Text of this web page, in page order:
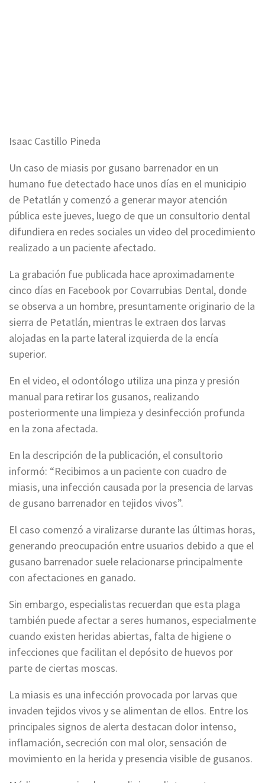
Isaac Castillo Pineda
Un caso de miasis por gusano barrenador en un
humano fue detectado hace unos días en el municipio
de Petatlán y comenzó a generar mayor atención
pública este jueves, luego de que un consultorio dental
difundiera en redes sociales un video del procedimiento
realizado a un paciente afectado.
La grabación fue publicada hace aproximadamente
cinco días en Facebook por Covarrubias Dental, donde
se observa a un hombre, presuntamente originario de la
sierra de Petatlán, mientras le extraen dos larvas
alojadas en la parte lateral izquierda de la encía
superior.
En el video, el odontólogo utiliza una pinza y presión
manual para retirar los gusanos, realizando
posteriormente una limpieza y desinfección profunda
en la zona afectada.
En la descripción de la publicación, el consultorio
informó: “Recibimos a un paciente con cuadro de
miasis, una infección causada por la presencia de larvas
de gusano barrenador en tejidos vivos”.
El caso comenzó a viralizarse durante las últimas horas,
generando preocupación entre usuarios debido a que el
gusano barrenador suele relacionarse principalmente
con afectaciones en ganado.
Sin embargo, especialistas recuerdan que esta plaga
también puede afectar a seres humanos, especialmente
cuando existen heridas abiertas, falta de higiene o
infecciones que facilitan el depósito de huevos por
parte de ciertas moscas.
La miasis es una infección provocada por larvas que
invaden tejidos vivos y se alimentan de ellos. Entre los
principales signos de alerta destacan dolor intenso,
inflamación, secreción con mal olor, sensación de
movimiento en la herida y presencia visible de gusanos.